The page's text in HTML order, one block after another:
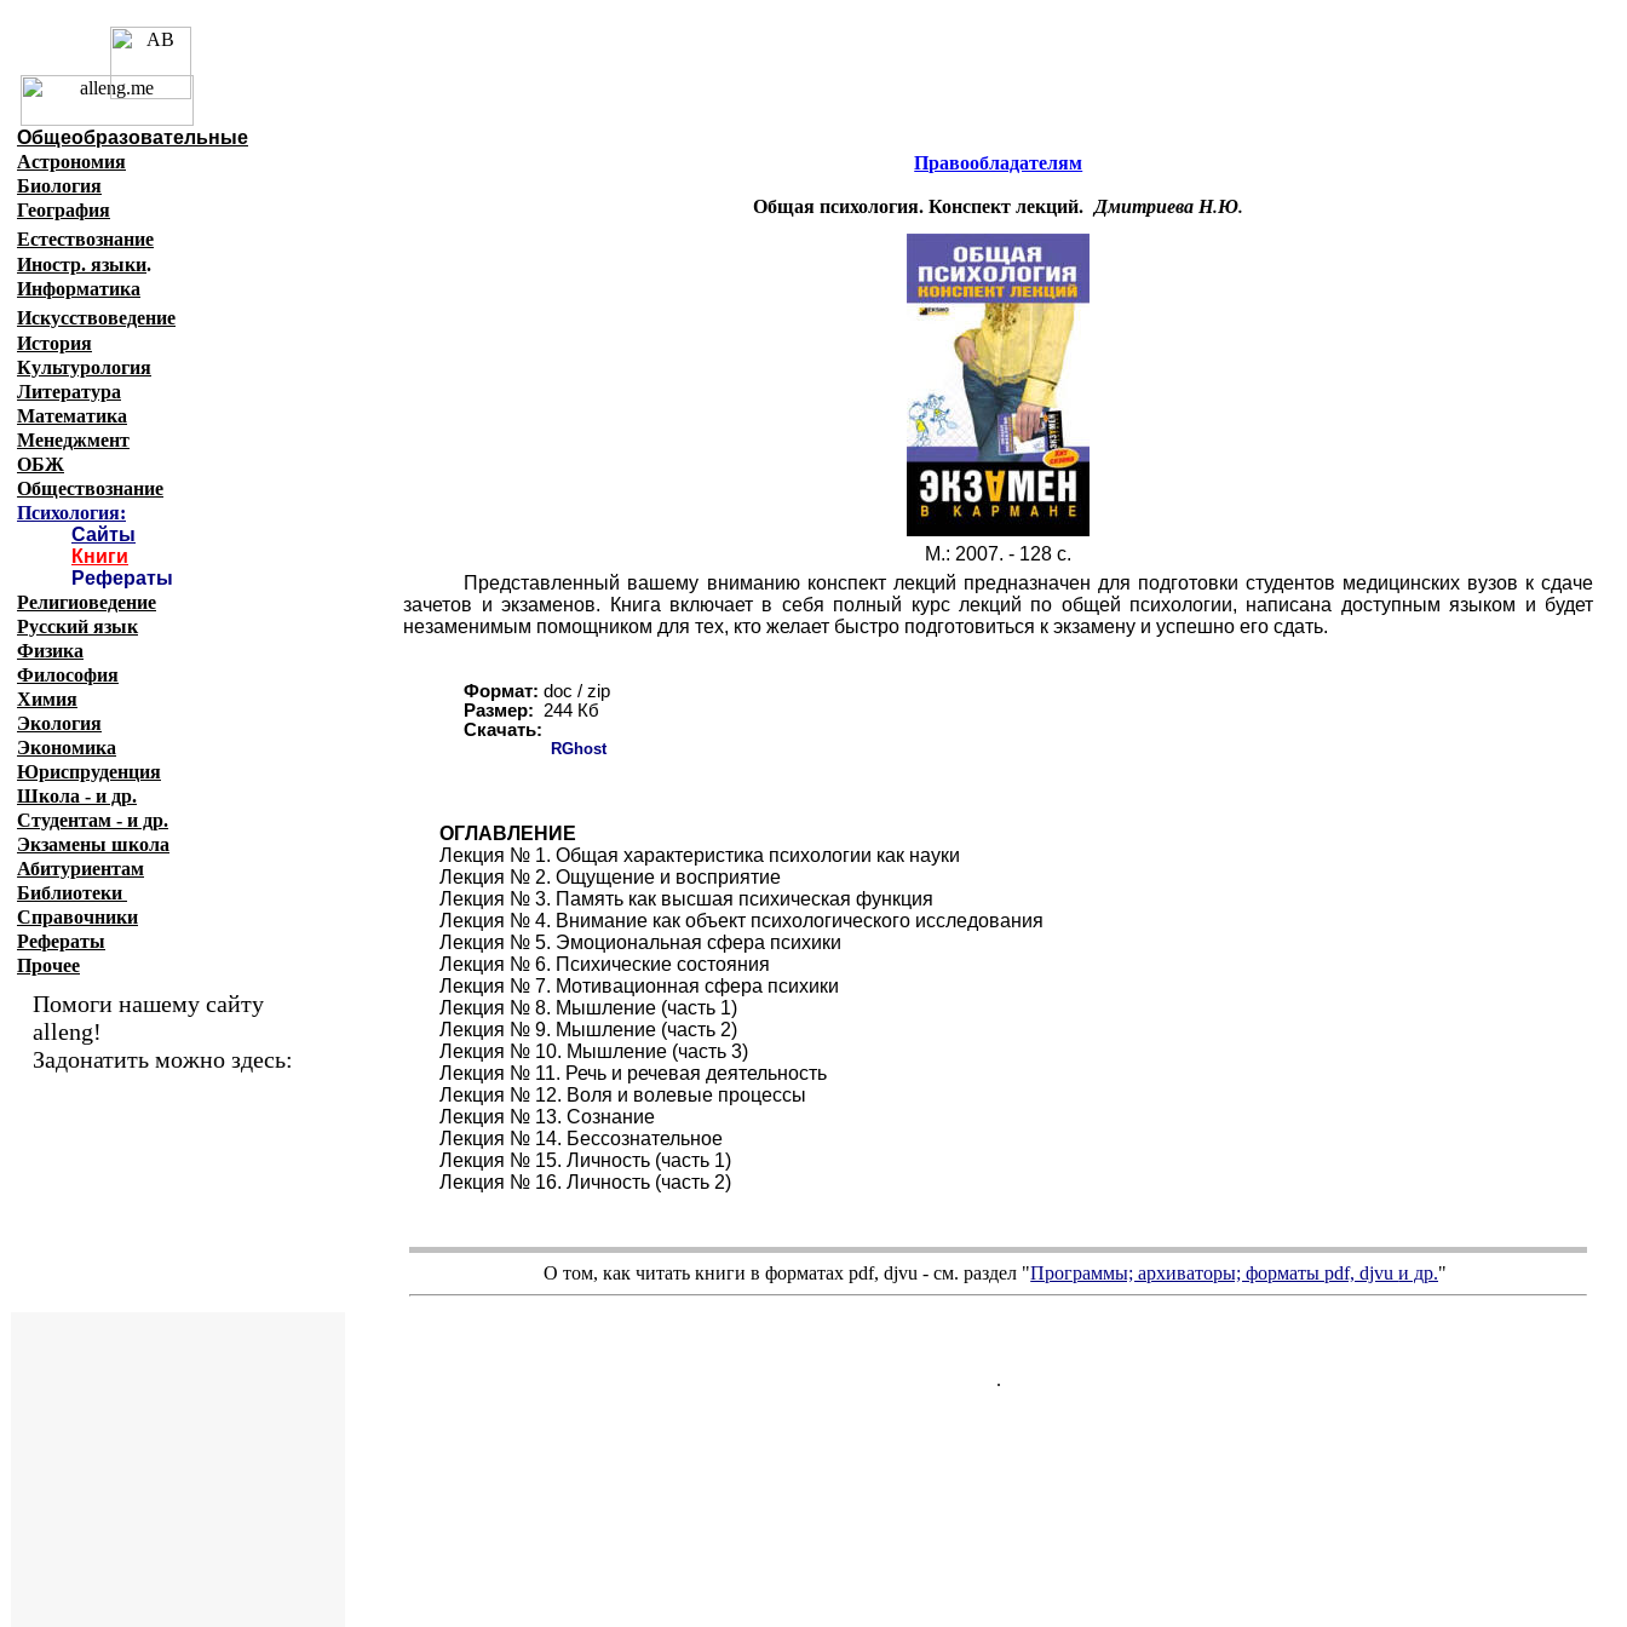
Правообладателям
Общая психология. Конспект лекций.Дмитриева Н.Ю.
М.: 2007. - 128 с.
Представленный вашему вниманию конспект лекций предназначен для подготовки студентов медицинских вузов к сдаче
зачетов и экзаменов. Книга включает в себя полный курс лекций по общей психологии, написана доступным языком и будет
незаменимым помощником для тех, кто желает быстро подготовиться к экзамену и успешно его сдать.
Формат: doc / zip
Размер:
244 Кб
Скачать:
RGhost
ОГЛАВЛЕНИЕ
Лекция № 1. Общая характеристика психологии как науки
Лекция № 2. Ощущение и восприятие
Лекция № 3. Память как высшая психическая функция
Лекция № 4. Внимание как объект психологического исследования
Лекция № 5. Эмоциональная сфера психики
Лекция № 6. Психические состояния
Лекция № 7. Мотивационная сфера психики
Лекция № 8. Мышление (часть 1)
Лекция № 9. Мышление (часть 2)
Лекция № 10. Мышление (часть 3)
Лекция № 11. Речь и речевая деятельность
Лекция № 12. Воля и волевые процессы
Лекция № 13. Сознание
Лекция № 14. Бессознательное
Лекция № 15. Личность (часть 1)
Лекция № 16. Личность (часть 2)
О том, как читать книги в форматахpdf,djvu - см. раздел "Программы; архиваторы; форматыpdf, djvuи др."
.
Общеобразовательные
Астрономия
Биология
География
Естествознание
Иностр. языки.
Информатика
Искусствоведение
История
Культурология
Литература
Математика
Менеджмент
ОБЖ
Обществознание
Психология:
Сайты
Книги
Рефераты
Религиоведение
Русский язык
Физика
Философия
Химия
Экология
Экономика
Юриспруденция
Школа - и др.
Студентам - и др.
Экзамены школа
Абитуриентам
Библиотеки
Справочники
Рефераты
Прочее
Помоги нашему сайту
alleng!
Задонатить можно здесь: